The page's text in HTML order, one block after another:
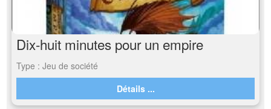
Dix-huit minutes pour un empire
Type : Jeu de société
Détails ...